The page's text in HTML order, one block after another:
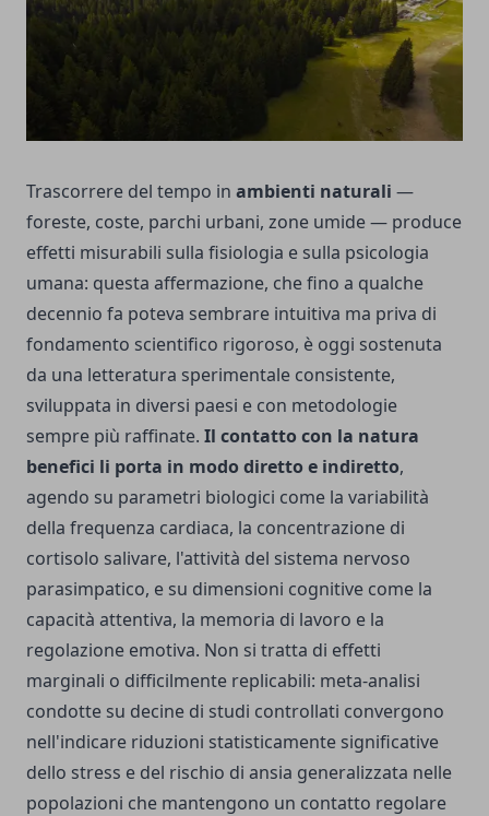
Trascorrere del tempo in ambienti naturali —
foreste, coste, parchi urbani, zone umide — produce
effetti misurabili sulla fisiologia e sulla psicologia
umana: questa affermazione, che fino a qualche
decennio fa poteva sembrare intuitiva ma priva di
fondamento scientifico rigoroso, è oggi sostenuta
da una letteratura sperimentale consistente,
sviluppata in diversi paesi e con metodologie
sempre più raffinate. Il contatto con la natura
benefici li porta in modo diretto e indiretto,
agendo su parametri biologici come la variabilità
della frequenza cardiaca, la concentrazione di
cortisolo salivare, l'attività del sistema nervoso
parasimpatico, e su dimensioni cognitive come la
capacità attentiva, la memoria di lavoro e la
regolazione emotiva. Non si tratta di effetti
marginali o difficilmente replicabili: meta-analisi
condotte su decine di studi controllati convergono
nell'indicare riduzioni statisticamente significative
dello stress e del rischio di ansia generalizzata nelle
popolazioni che mantengono un contatto regolare